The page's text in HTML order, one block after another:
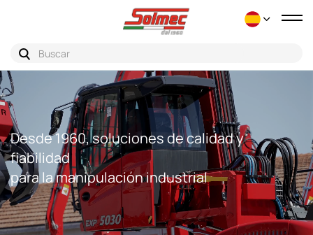
Desde 1960, soluciones de calidad y
fiabilidad
para la manipulación industrial